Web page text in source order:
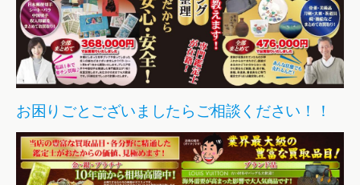
お困りごとございましたらご相談ください！！